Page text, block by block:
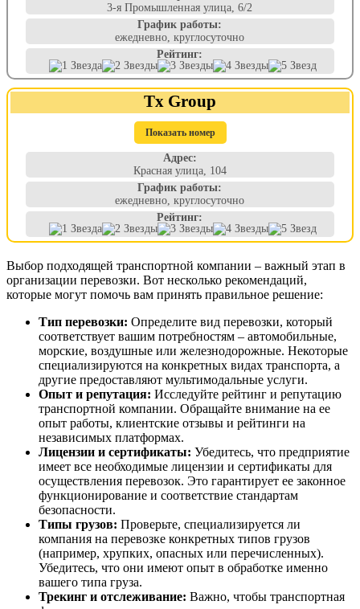
3-я Промышленная улица, 6/2
График работы:
ежедневно, круглосуточно
Рейтинг:
Tx Group
Показать номер
Адрес:
Красная улица, 104
График работы:
ежедневно, круглосуточно
Рейтинг:
Выбор подходящей транспортной компании – важный этап в
организации перевозки. Вот несколько рекомендаций,
которые могут помочь вам принять правильное решение:
Тип перевозки: Определите вид перевозки, который
соответствует вашим потребностям – автомобильные,
морские, воздушные или железнодорожные. Некоторые
специализируются на конкретных видах транспорта, а
другие предоставляют мультимодальные услуги.
Опыт и репутация: Исследуйте рейтинг и репутацию
транспортной компании. Обращайте внимание на ее
опыт работы, клиентские отзывы и рейтинги на
независимых платформах.
Лицензии и сертификаты: Убедитесь, что предприятие
имеет все необходимые лицензии и сертификаты для
осуществления перевозок. Это гарантирует ее законное
функционирование и соответствие стандартам
безопасности.
Типы грузов: Проверьте, специализируется ли
компания на перевозке конкретных типов грузов
(например, хрупких, опасных или перечисленных).
Убедитесь, что они имеют опыт в обработке именно
вашего типа груза.
Трекинг и отслеживание: Важно, чтобы транспортная